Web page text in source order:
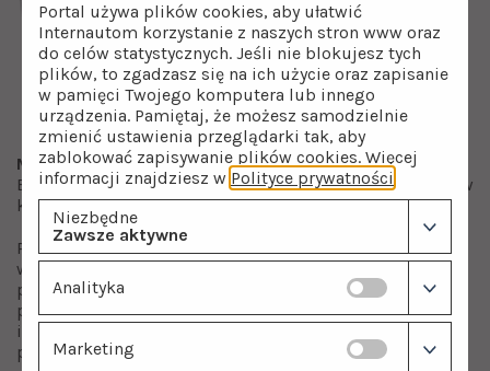
Montaż Blue Water Imaxto stosunkowo prosty proces.
Bateria przystosowana jest zarówno do nowych projektów
kuchni, jak i do przestrzeni przeznaczonych do remontu.
Przed montażem baterii Imax
wszystko, co potrzebne. Bateria naścienna wymaga
podłączenia do instalacji (zimnej wody) w miejscu
przeznaczonym do montażu. Wskazówki dotyczące
instalacji w formacie PDF znajdziesz w zakładce "do
pobrania".
Portal używa plików cookies, aby ułatwić
Internautom korzystanie z naszych stron www oraz
do celów statystycznych. Jeśli nie blokujesz tych
plików, to zgadzasz się na ich użycie oraz zapisanie
w pamięci Twojego komputera lub innego
urządzenia. Pamiętaj, że możesz samodzielnie
zmienić ustawienia przeglądarki tak, aby
zablokować zapisywanie plików cookies. Więcej
informacji znajdziesz w Polityce prywatności
Niezbędne
Zawsze aktywne
Analityka
Marketing